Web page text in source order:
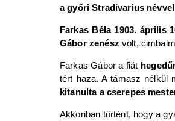
a győri Stradivarius
Farkas Béla 1903. április
Gábor zenész volt,
Farkas Gábor a fiát
tért haza. A támasz nélkül
kitanulta a cserepes
Akkoriban történt, hogy a